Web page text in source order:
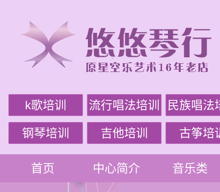
k歌培训 流行唱法培训 民族唱法
钢琴培训 吉他培训 古筝培
首页 中心简介 音乐类